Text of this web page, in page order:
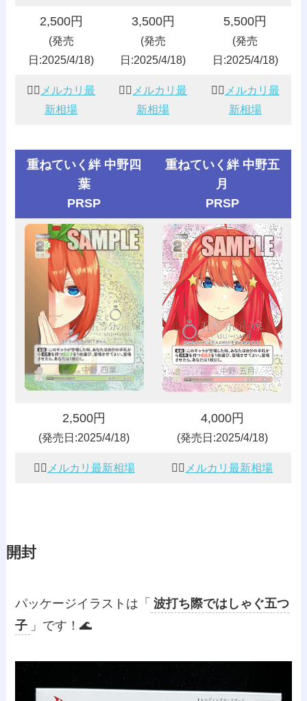
2,500円
(発売
日:2025/4/18)
3,500円
(発売
日:2025/4/18)
5,500円
(発売
日:2025/4/18)
👰‍♀️ メルカリ最
新相場
👰‍♀️ メルカリ最
新相場
👰‍♀️ メルカリ最
新相場
重ねていく絆 中野四
葉
PRSP
重ねていく絆 中野五
月
PRSP
2,500円
(発売日:2025/4/18)
4,000円
(発売日:2025/4/18)
👰‍♀️ メルカリ最新相場 👰‍♀️ メルカリ最新相場
開封
パッケージイラストは「 波打ち際ではしゃぐ五つ
子 」です！🌊